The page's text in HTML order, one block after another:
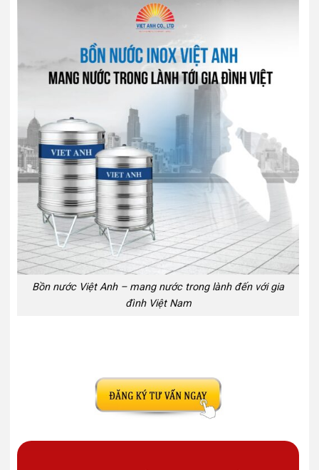
Bồn nước Việt Anh – mang nước trong lành đến với gia
đình Việt Nam